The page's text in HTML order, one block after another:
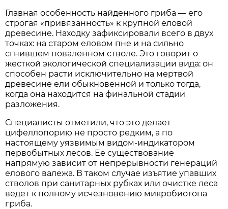
Главная особенность найденного гриба — его
строгая «привязанность» к крупной еловой
древесине. Находку зафиксировали всего в двух
точках: на старом еловом пне и на сильно
сгнившем поваленном стволе. Это говорит о
жесткой экологической специализации вида: он
способен расти исключительно на мертвой
древесине ели обыкновенной и только тогда,
когда она находится на финальной стадии
разложения.
Специалисты отметили, что это делает
цифеллопорию не просто редким, а по
настоящему уязвимым видом-индикатором
первобытных лесов. Ее существование
напрямую зависит от непрерывности генераций
елового валежа. В таком случае изъятие упавших
стволов при санитарных рубках или очистке леса
ведет к полному исчезновению микробиотопа
гриба.